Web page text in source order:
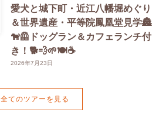
愛犬と城下町・近江八幡堀めぐり
＆世界遺産・平等院鳳凰堂見学🏯
🐕‍🦺ドッグラン＆カフェランチ付
き！🐕💨🌱🍽️☕️
2026年7月23日
全てのツアーを見る